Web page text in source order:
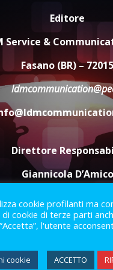
Cura dei beni
cittadinanza attiva:
l’avviso per la
Laureto
6 Agosto 2026 06:20
La magia del
assoluta de
Belvedere. Il
6 Agosto 2026 06:15
Editore
Service &
Fasano (BR) – 72015
Direttore
Giannicola D’Amico
e Condizioni
Informazioni Legali
Facebook
Instagram
cookie profilanti ma
di cookie di terze parti
l'utente
cookie ACCETTO